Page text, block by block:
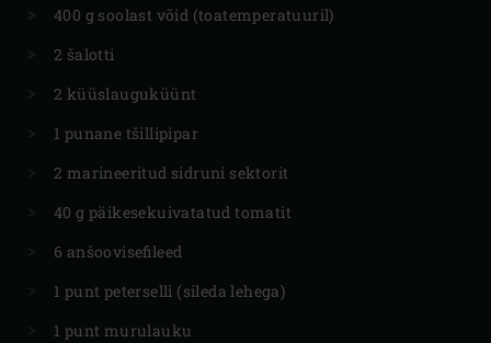
400 g soolast võid (toatemperatuuril)
2 šalotti
2 küüslauguküünt
1 punane tšillipipar
2 marineeritud sidruni sektorit
40 g päikesekuivatatud tomatit
6 anšoovisefileed
1 punt peterselli (sileda lehega)
1 punt murulauku